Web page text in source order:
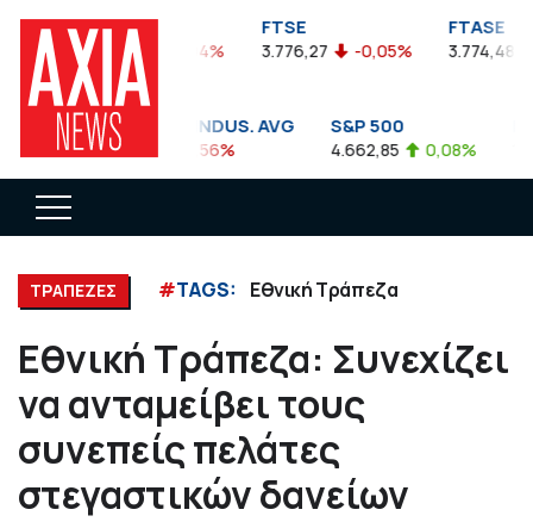
FTSEA
899,47 -0,04%
FTSE
3.776,27 -0,05%
FTASE
3.774,48
DOW JONES INDUS. AVG
35.911,81 -0,56%
S&P 500
4.662,85 0,08%
ΤΡΑΠΕΖΕΣ #TAGS: Εθνική Τράπεζα
Εθνική Τράπεζα: Συνεχίζει
να ανταμείβει τους
συνεπείς πελάτες
στεγαστικών δανείων